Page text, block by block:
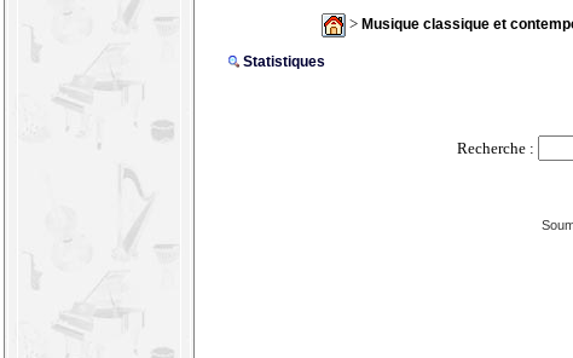
> Musique classique et
Statistiques
Recherche :